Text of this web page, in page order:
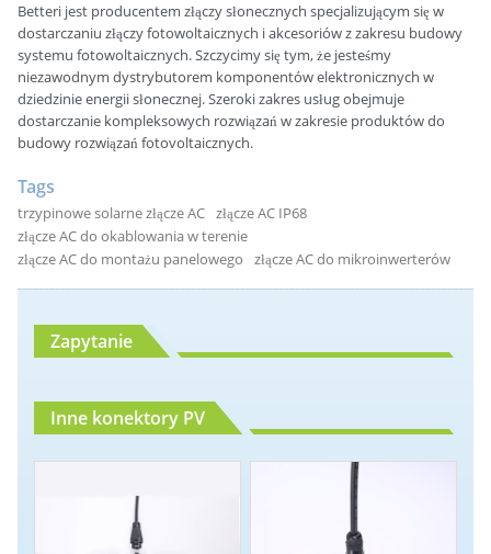
Betteri jest producentem złączy słonecznych specjalizującym się w
dostarczaniu złączy fotowoltaicznych i akcesoriów z zakresu budowy
systemu fotowoltaicznych. Szczycimy się tym, że jesteśmy
niezawodnym dystrybutorem komponentów elektronicznych w
dziedzinie energii słonecznej. Szeroki zakres usług obejmuje
dostarczanie kompleksowych rozwiązań w zakresie produktów do
budowy rozwiązań fotovoltaicznych.
Tags
trzypinowe solarne złącze AC złącze AC IP68
złącze AC do okablowania w terenie
złącze AC do montażu panelowego
złącze AC do mikroinwerterów
Zapytanie
Inne konektory PV